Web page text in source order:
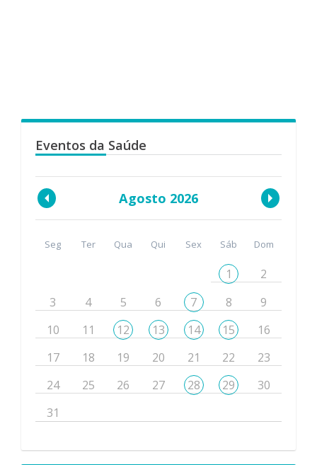
Eventos da Saúde
Agosto 2026
Seg Ter Qua Qui Sex Sáb Dom
1
2
3
4 5 6 7 8
9
10
11 12 13 14 15
16
17
18 19 20 21 22
23
24
25 26 27 28 29
30
31